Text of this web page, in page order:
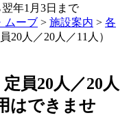
年1月3日まで
ムーブ > 施設案内 > 各
人／20人／11人）
員20人／20人
はできませ